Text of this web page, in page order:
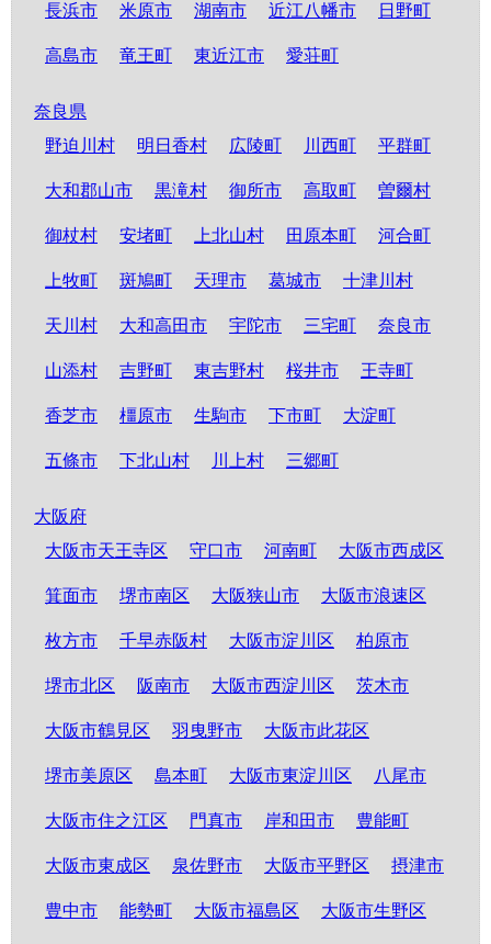
長浜市 米原市 湖南市 近江八幡市 日野町
高島市 竜王町 東近江市 愛荘町
奈良県
野迫川村
明日香村 広陵町 川西町 平群町
大和郡山市 黒滝村 御所市 高取町 曽爾村
御杖村 安堵町 上北山村 田原本町 河合町
上牧町 斑鳩町 天理市 葛城市 十津川村
天川村 大和高田市 宇陀市 三宅町 奈良市
山添村 吉野町 東吉野村 桜井市 王寺町
香芝市 橿原市 生駒市 下市町 大淀町
五條市 下北山村 川上村 三郷町
大阪府
大阪市天王寺区
守口市 河南町 大阪市西成区
箕面市 堺市南区 大阪狭山市 大阪市浪速区
枚方市 千早赤阪村 大阪市淀川区 柏原市
堺市北区 阪南市 大阪市西淀川区 茨木市
大阪市鶴見区 羽曳野市 大阪市此花区
堺市美原区 島本町 大阪市東淀川区 八尾市
大阪市住之江区 門真市 岸和田市 豊能町
大阪市東成区 泉佐野市 大阪市平野区 摂津市
豊中市 能勢町 大阪市福島区 大阪市生野区